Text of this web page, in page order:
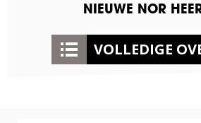
NIEUWE NOR
VOLLEDIGE